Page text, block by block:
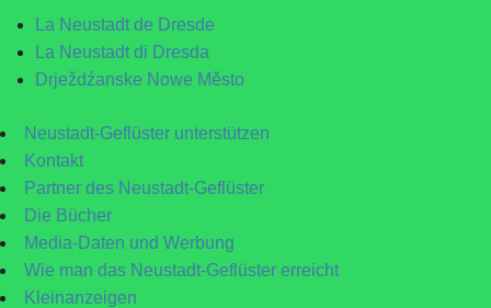
La Neustadt de Dresde
La Neustadt di Dresda
Drježdźanske Nowe Město
Neustadt-Geflüster unterstützen
Kontakt
Partner des Neustadt-Geflüster
Die Bücher
Media-Daten und Werbung
Wie man das Neustadt-Geflüster erreicht
Kleinanzeigen